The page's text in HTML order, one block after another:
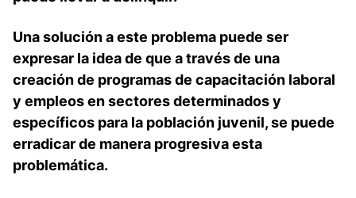
Una solución a este problema puede ser
expresar la idea de que a través de una
creación de programas de capacitación laboral
y empleos en sectores determinados y
específicos para la población juvenil, se puede
erradicar de manera progresiva esta
problemática.